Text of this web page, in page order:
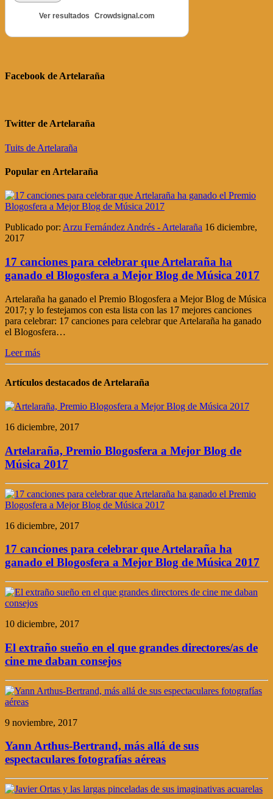
Ver resultados Crowdsignal.com
Facebook de Artelaraña
Twitter de Artelaraña
Tuits de Artelaraña
Popular en Artelaraña
Publicado por: Arzu Fernández Andrés - Artelaraña 16 diciembre,
2017
17 canciones para celebrar que Artelaraña ha
ganado el Blogosfera a Mejor Blog de Música 2017
Artelaraña ha ganado el Premio Blogosfera a Mejor Blog de Música
2017; y lo festejamos con esta lista con las 17 mejores canciones
para celebrar: 17 canciones para celebrar que Artelaraña ha ganado
el Blogosfera…
Leer más
Artículos destacados de Artelaraña
16 diciembre, 2017
Artelaraña, Premio Blogosfera a Mejor Blog de
Música 2017
16 diciembre, 2017
17 canciones para celebrar que Artelaraña ha
ganado el Blogosfera a Mejor Blog de Música 2017
10 diciembre, 2017
El extraño sueño en el que grandes directores/as de
cine me daban consejos
9 noviembre, 2017
Yann Arthus-Bertrand, más allá de sus
espectaculares fotografías aéreas